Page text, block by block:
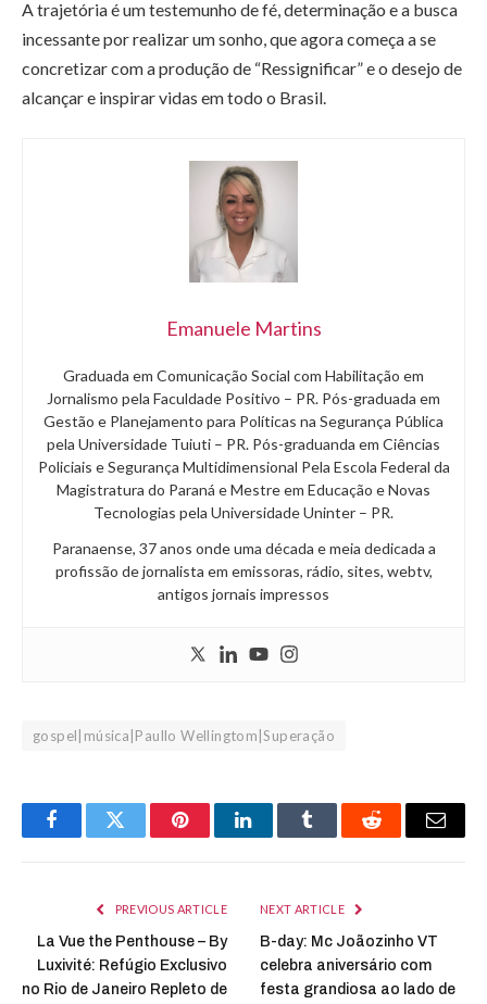
A trajetória é um testemunho de fé, determinação e a busca
incessante por realizar um sonho, que agora começa a se
concretizar com a produção de “Ressignificar” e o desejo de
alcançar e inspirar vidas em todo o Brasil.
Emanuele Martins
Graduada em Comunicação Social com Habilitação em
Jornalismo pela Faculdade Positivo – PR. Pós-graduada em
Gestão e Planejamento para Políticas na Segurança Pública
pela Universidade Tuiuti – PR. Pós-graduanda em Ciências
Policiais e Segurança Multidimensional Pela Escola Federal da
Magistratura do Paraná e Mestre em Educação e Novas
Tecnologias pela Universidade Uninter – PR.
Paranaense, 37 anos onde uma década e meia dedicada a
profissão de jornalista em emissoras, rádio, sites, webtv,
antigos jornais impressos
gospel|música|Paullo Wellingtom|Superação
FacebookTwitter PinterestLinkedInTumblr Reddit Email
PREVIOUS ARTICLE
La Vue the Penthouse – By
Luxivité: Refúgio Exclusivo
no Rio de Janeiro Repleto de
NEXT ARTICLE
B-day: Mc Joãozinho VT
celebra aniversário com
festa grandiosa ao lado de